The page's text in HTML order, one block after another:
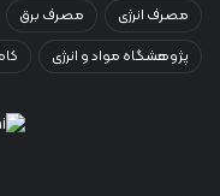
مصرف انرژی
مصرف برق
پژوهشگاه مواد و انرژی